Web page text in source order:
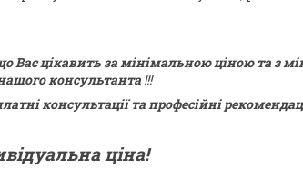
Вас цікавить за мінімальною ціною та з
консультанта !!!
консультації та професійні
ціна!